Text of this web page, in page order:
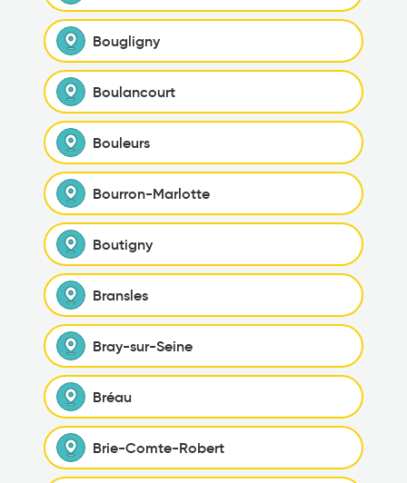
Bougligny
Boulancourt
Bouleurs
Bourron-Marlotte
Boutigny
Bransles
Bray-sur-Seine
Bréau
Brie-Comte-Robert